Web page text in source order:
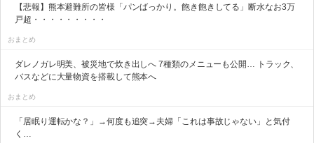
【悲報】熊本避難所の皆様「パンばっかり。飽き飽きしてる」断水なお3万
戸超・・・・・・・・・
おまとめ
ダレノガレ明美、被災地で炊き出しへ 7種類のメニューも公開… トラック、
バスなどに大量物資を搭載して熊本へ
おまとめ
「居眠り運転かな？」→何度も追突→夫婦「これは事故じゃない」と気付
く…